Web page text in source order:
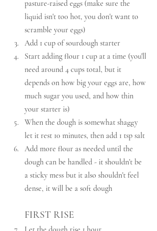
pasture-raised eggs (make sure the
liquid isn't to0 hot, you don't want to
scramble your eggs)
Add 1 cup of sourdough starter
Start adding flour 1 cup at a time (you'll
need around 4 cups total, but it
depends on how big your eggs are, how
much sugar you used, and how thin
your starter is)
When the dough is somewhat shaggy
let it rest 10 minutes, then add 1 tsp salt
Add more flour as needed until the
dough can be handled - it shouldn't be
a sticky mess but it also shouldn't feel
dense, it will be a soft dough
FIRST RISE